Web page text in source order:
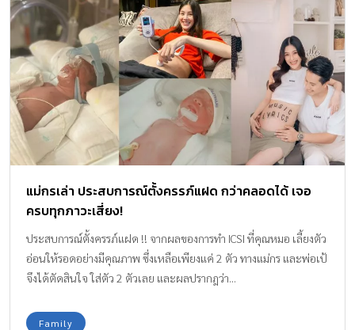
แม่กรเล่า ประสบการณ์ตั้งครรภ์แฝด กว่าคลอดได้ เจอ
ครบทุกภาวะเสี่ยง!
ประสบการณ์ตั้งครรภ์แฝด !! จากผลของการทำ ICSI ที่คุณหมอ เลี้ยงตัว
อ่อนให้รอดอย่างมีคุณภาพ ซึ่งเหลือเพียงแค่ 2 ตัว ทางแม่กร และพ่อเป้
จึงได้ตัดสินใจ ใส่ตัว 2 ตัวเลย และผลปรากฎว่า...
Family